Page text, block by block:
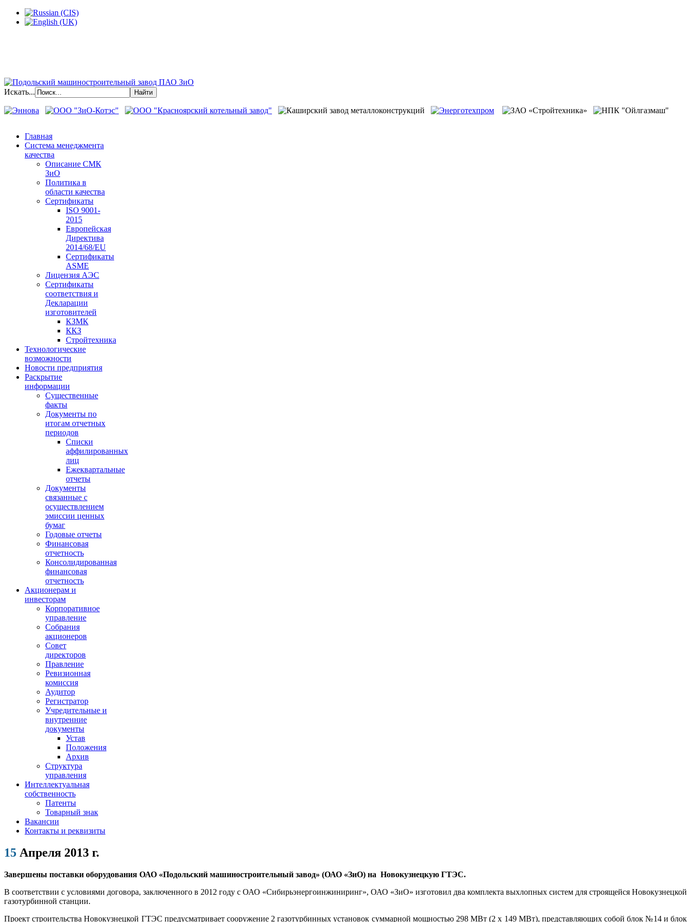
Искать...
Главная
Система менеджмента
качества
Описание СМК
ЗиО
Политика в
области качества
Сертификаты
ISO 9001-
2015
Европейская
Директива
2014/68/EU
Сертификаты
ASME
Лицензия АЭС
Сертификаты
соответствия и
Декларации
изготовителей
КЗМК
ККЗ
Стройтехника
Технологические
возможности
Новости предприятия
Раскрытие
информации
Существенные
факты
Документы по
итогам отчетных
периодов
Списки
аффилированных
лиц
Ежеквартальные
отчеты
Документы
связанные с
осуществлением
эмиссии ценных
бумаг
Годовые отчеты
Финансовая
отчетность
Консолидированная
финансовая
отчетность
Акционерам и
инвесторам
Корпоративное
управление
Собрания
акционеров
Совет
директоров
Правление
Ревизионная
комиссия
Аудитор
Регистратор
Учредительные и
внутренние
документы
Устав
Положения
Архив
Структура
управления
Интеллектуальная
собственность
Патенты
Товарный знак
Вакансии
Контакты и реквизиты
15 Апреля 2013 г.
Завершены поставки оборудования ОАО «Подольский машиностроительный завод» (ОАО «ЗиО) на Новокузнецкую ГТЭС.
В соответствии с условиями договора, заключенного в 2012 году с ОАО «Сибирьэнергоинжиниринг», ОАО «ЗиО» изготовил два комплекта выхлопных систем для строящейся Новокузнецкой
газотурбинной станции.
Проект строительства Новокузнецкой ГТЭС предусматривает сооружение 2 газотурбинных установок суммарной мощностью 298 МВт (2 х 149 МВт), представляющих собой блок №14 и блок